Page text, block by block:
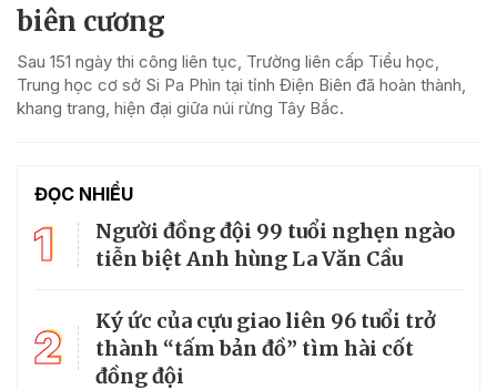
biên cương
Sau 151 ngày thi công liên tục, Trường liên cấp Tiểu học,
Trung học cơ sở Si Pa Phìn tại tỉnh Điện Biên đã hoàn thành,
khang trang, hiện đại giữa núi rừng Tây Bắc.
ĐỌC NHIỀU
1
Người đồng đội 99 tuổi nghẹn ngào
tiễn biệt Anh hùng La Văn Cầu
2
Ký ức của cựu giao liên 96 tuổi trở
thành “tấm bản đồ” tìm hài cốt
đồng đội